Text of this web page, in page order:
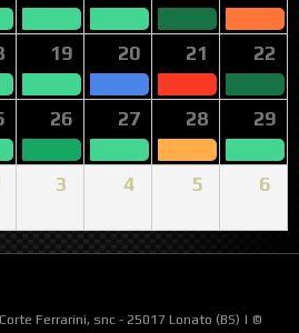
19 20 21 22
26 27 28 29
3 4 5 6
Ferrarini, snc - 25017 Lonato (BS) | ©